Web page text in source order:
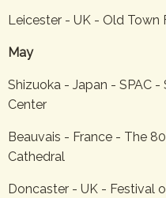
Leicester - UK - Old Town
May
Shizuoka - Japan - SPAC
Center
Beauvais - France - The
Cathedral
Doncaster - UK - Festival